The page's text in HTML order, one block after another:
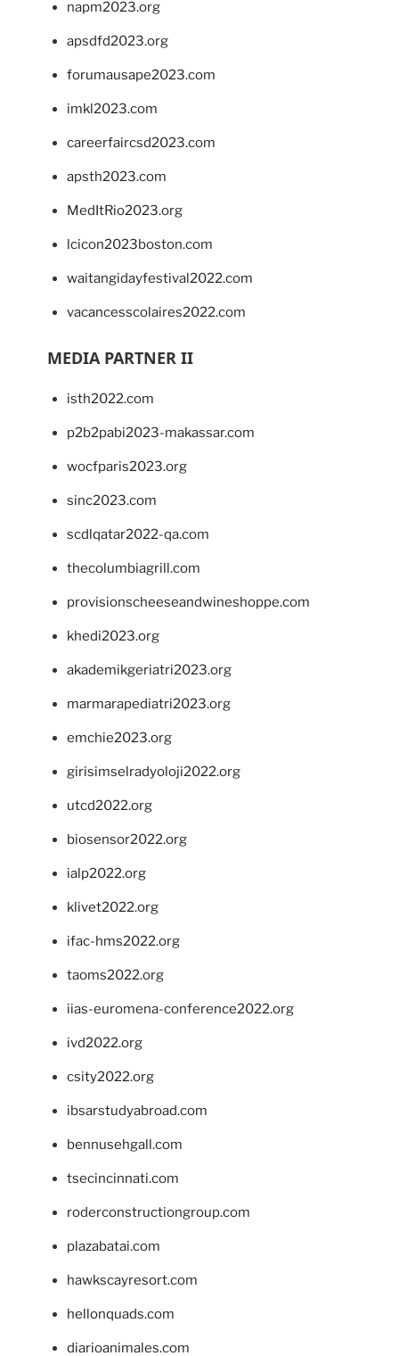
napm2023.org
apsdfd2023.org
forumausape2023.com
imkl2023.com
careerfaircsd2023.com
apsth2023.com
MedItRio2023.org
lcicon2023boston.com
waitangidayfestival2022.com
vacancesscolaires2022.com
MEDIA PARTNER II
isth2022.com
p2b2pabi2023-makassar.com
wocfparis2023.org
sinc2023.com
scdlqatar2022-qa.com
thecolumbiagrill.com
provisionscheeseandwineshoppe.com
khedi2023.org
akademikgeriatri2023.org
marmarapediatri2023.org
emchie2023.org
girisimselradyoloji2022.org
utcd2022.org
biosensor2022.org
ialp2022.org
klivet2022.org
ifac-hms2022.org
taoms2022.org
iias-euromena-conference2022.org
ivd2022.org
csity2022.org
ibsarstudyabroad.com
bennusehgall.com
tsecincinnati.com
roderconstructiongroup.com
plazabatai.com
hawkscayresort.com
hellonquads.com
diarioanimales.com